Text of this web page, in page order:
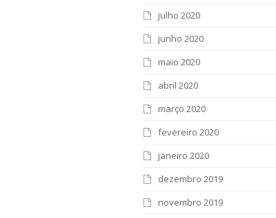
julho 2020
junho 2020
maio 2020
abril 2020
março 2020
fevereiro 2020
janeiro 2020
dezembro 2019
novembro 2019